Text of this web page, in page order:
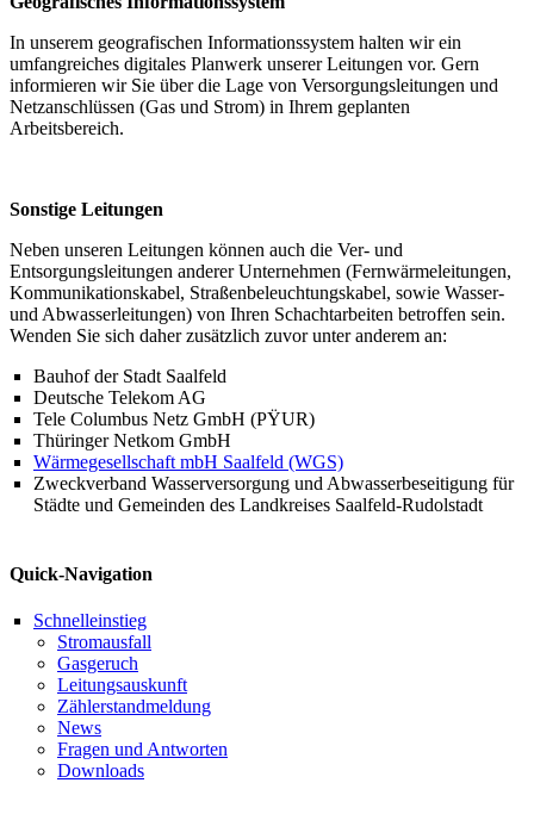
In unserem geografischen Informationssystem halten wir ein
umfangreiches digitales Planwerk unserer Leitungen vor. Gern
informieren wir Sie über die Lage von Versorgungsleitungen und
Netzanschlüssen (Gas und Strom) in Ihrem geplanten
Arbeitsbereich.
Sonstige Leitungen
Neben unseren Leitungen können auch die Ver- und
Entsorgungsleitungen anderer Unternehmen (Fernwärmeleitungen,
Kommunikationskabel, Straßenbeleuchtungskabel, sowie Wasser-
und Abwasserleitungen) von Ihren Schachtarbeiten betroffen sein.
Wenden Sie sich daher zusätzlich zuvor unter anderem an:
Bauhof der Stadt Saalfeld
Deutsche Telekom AG
Tele Columbus Netz GmbH (PŸUR)
Thüringer Netkom GmbH
Wärmegesellschaft mbH Saalfeld (WGS)
Zweckverband Wasserversorgung und Abwasserbeseitigung für
Städte und Gemeinden des Landkreises Saalfeld-Rudolstadt
Quick-Navigation
Schnelleinstieg
Stromausfall
Gasgeruch
Leitungsauskunft
Zählerstandmeldung
News
Fragen und Antworten
Downloads